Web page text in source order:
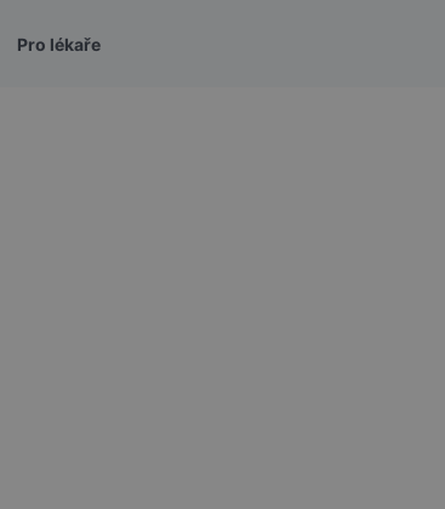
Pro lékaře